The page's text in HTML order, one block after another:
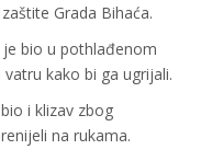
Grada Bihaća.
bio u pothlađenom
kako bi ga ugrijali.
i klizav zbog
na rukama.